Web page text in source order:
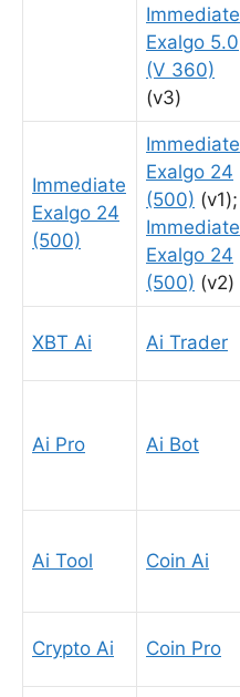
Immediate
Exalgo 5.0
(V 360)
(v3)
Immediate
Exalgo 24
(500)
Immediate
Exalgo 24
(500) (v1);
Immediate
Exalgo 24
(500) (v2)
XBT Ai Ai Trader
Ai Pro Ai Bot
Ai Tool Coin Ai
Crypto Ai Coin Pro